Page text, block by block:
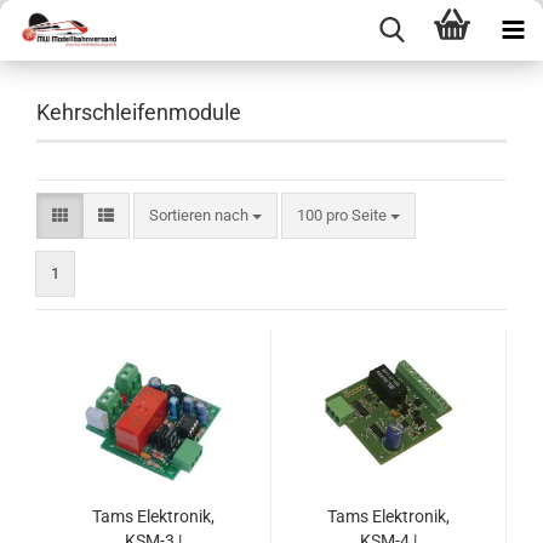
Kehrschleifenmodule
Sortieren nach
Sortieren nach 100 pro Seite
pro Seite
1
Tams Elektronik,
Tams Elektronik,